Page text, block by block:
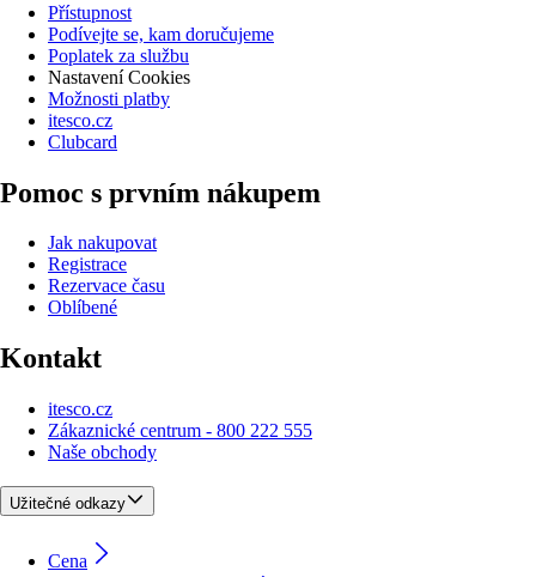
Přístupnost
Podívejte se, kam doručujeme
Poplatek za službu
Nastavení Cookies
Možnosti platby
itesco.cz
Clubcard
Pomoc s prvním nákupem
Jak nakupovat
Registrace
Rezervace času
Oblíbené
Kontakt
itesco.cz
Zákaznické centrum - 800 222 555
Naše obchody
Užitečné odkazy
Cena